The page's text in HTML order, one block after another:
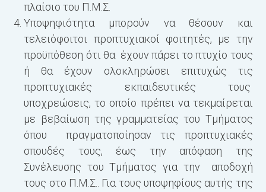
πλαίσιο του Π.Μ.Σ.
Υποψηφιότητα μπορούν να θέσουν και
τελειόφοιτοι προπτυχιακοί φοιτητές, με την
προϋπόθεση ότι θα έχουν πάρει το πτυχίο τους
ή θα έχουν ολοκληρώσει επιτυχώς τις
προπτυχιακές εκπαιδευτικές τους
υποχρεώσεις, το οποίο πρέπει να τεκμαίρεται
με βεβαίωση της γραμματείας του Τμήματος
όπου πραγματοποίησαν τις προπτυχιακές
σπουδές τους, έως την απόφαση της
Συνέλευσης του Τμήματος για την αποδοχή
τους στο Π.Μ.Σ.. Για τους υποψηφίους αυτής της